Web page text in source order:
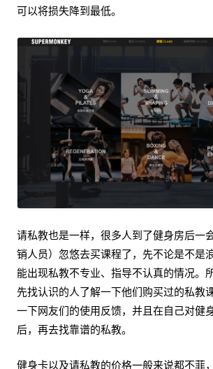
可以将损失降到最低。
请私教也是一样，很多人到了健身房后一
销人员）忽悠去买课程了，先不论是不是
能出现私教不专业、指导不认真的情况。
先找认识的人了解一下他们购买过的私教
一下网友们的使用反馈，并且在自己对健
后，再去找靠谱的私教。
健身卡以及请私教的价格一般来说都不菲